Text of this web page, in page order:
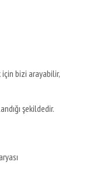
bizi arayabilir,
şekildedir.